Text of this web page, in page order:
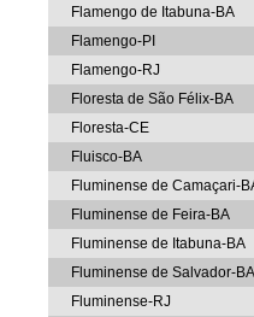
Flamengo de Itabuna-BA
Flamengo-PI
Flamengo-RJ
Floresta de São Félix-BA
Floresta-CE
Fluisco-BA
Fluminense de Camaçari-
Fluminense de Feira-BA
Fluminense de Itabuna-BA
Fluminense de Salvador-BA
Fluminense-RJ